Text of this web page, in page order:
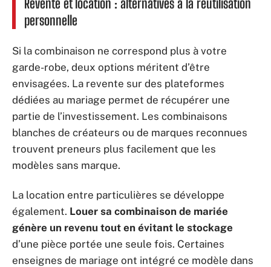
Revente et location : alternatives à la réutilisation
personnelle
Si la combinaison ne correspond plus à votre
garde-robe, deux options méritent d’être
envisagées. La revente sur des plateformes
dédiées au mariage permet de récupérer une
partie de l’investissement. Les combinaisons
blanches de créateurs ou de marques reconnues
trouvent preneurs plus facilement que les
modèles sans marque.
La location entre particulières se développe
également. Louer sa combinaison de mariée
génère un revenu tout en évitant le stockage
d’une pièce portée une seule fois. Certaines
enseignes de mariage ont intégré ce modèle dans